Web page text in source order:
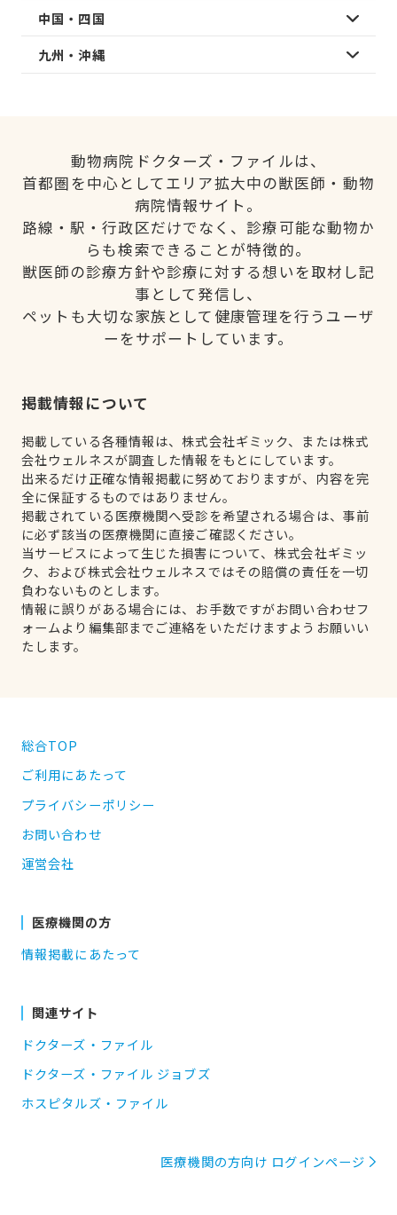
中国・四国
九州・沖縄
動物病院ドクターズ・ファイルは、
首都圏を中心としてエリア拡大中の獣医師・動物
病院情報サイト。
路線・駅・行政区だけでなく、診療可能な動物か
らも検索できることが特徴的。
獣医師の診療方針や診療に対する想いを取材し記
事として発信し、
ペットも大切な家族として健康管理を行うユーザ
ーをサポートしています。
掲載情報について
掲載している各種情報は、株式会社ギミック、または株式
会社ウェルネスが調査した情報をもとにしています。
出来るだけ正確な情報掲載に努めておりますが、内容を完
全に保証するものではありません。
掲載されている医療機関へ受診を希望される場合は、事前
に必ず該当の医療機関に直接ご確認ください。
当サービスによって生じた損害について、株式会社ギミッ
ク、および株式会社ウェルネスではその賠償の責任を一切
負わないものとします。
情報に誤りがある場合には、お手数ですがお問い合わせフ
ォームより編集部までご連絡をいただけますようお願いい
たします。
総合TOP
ご利用にあたって
プライバシーポリシー
お問い合わせ
運営会社
医療機関の方
情報掲載にあたって
関連サイト
ドクターズ・ファイル
ドクターズ・ファイル ジョブズ
ホスピタルズ・ファイル
医療機関の方向け ログインページ